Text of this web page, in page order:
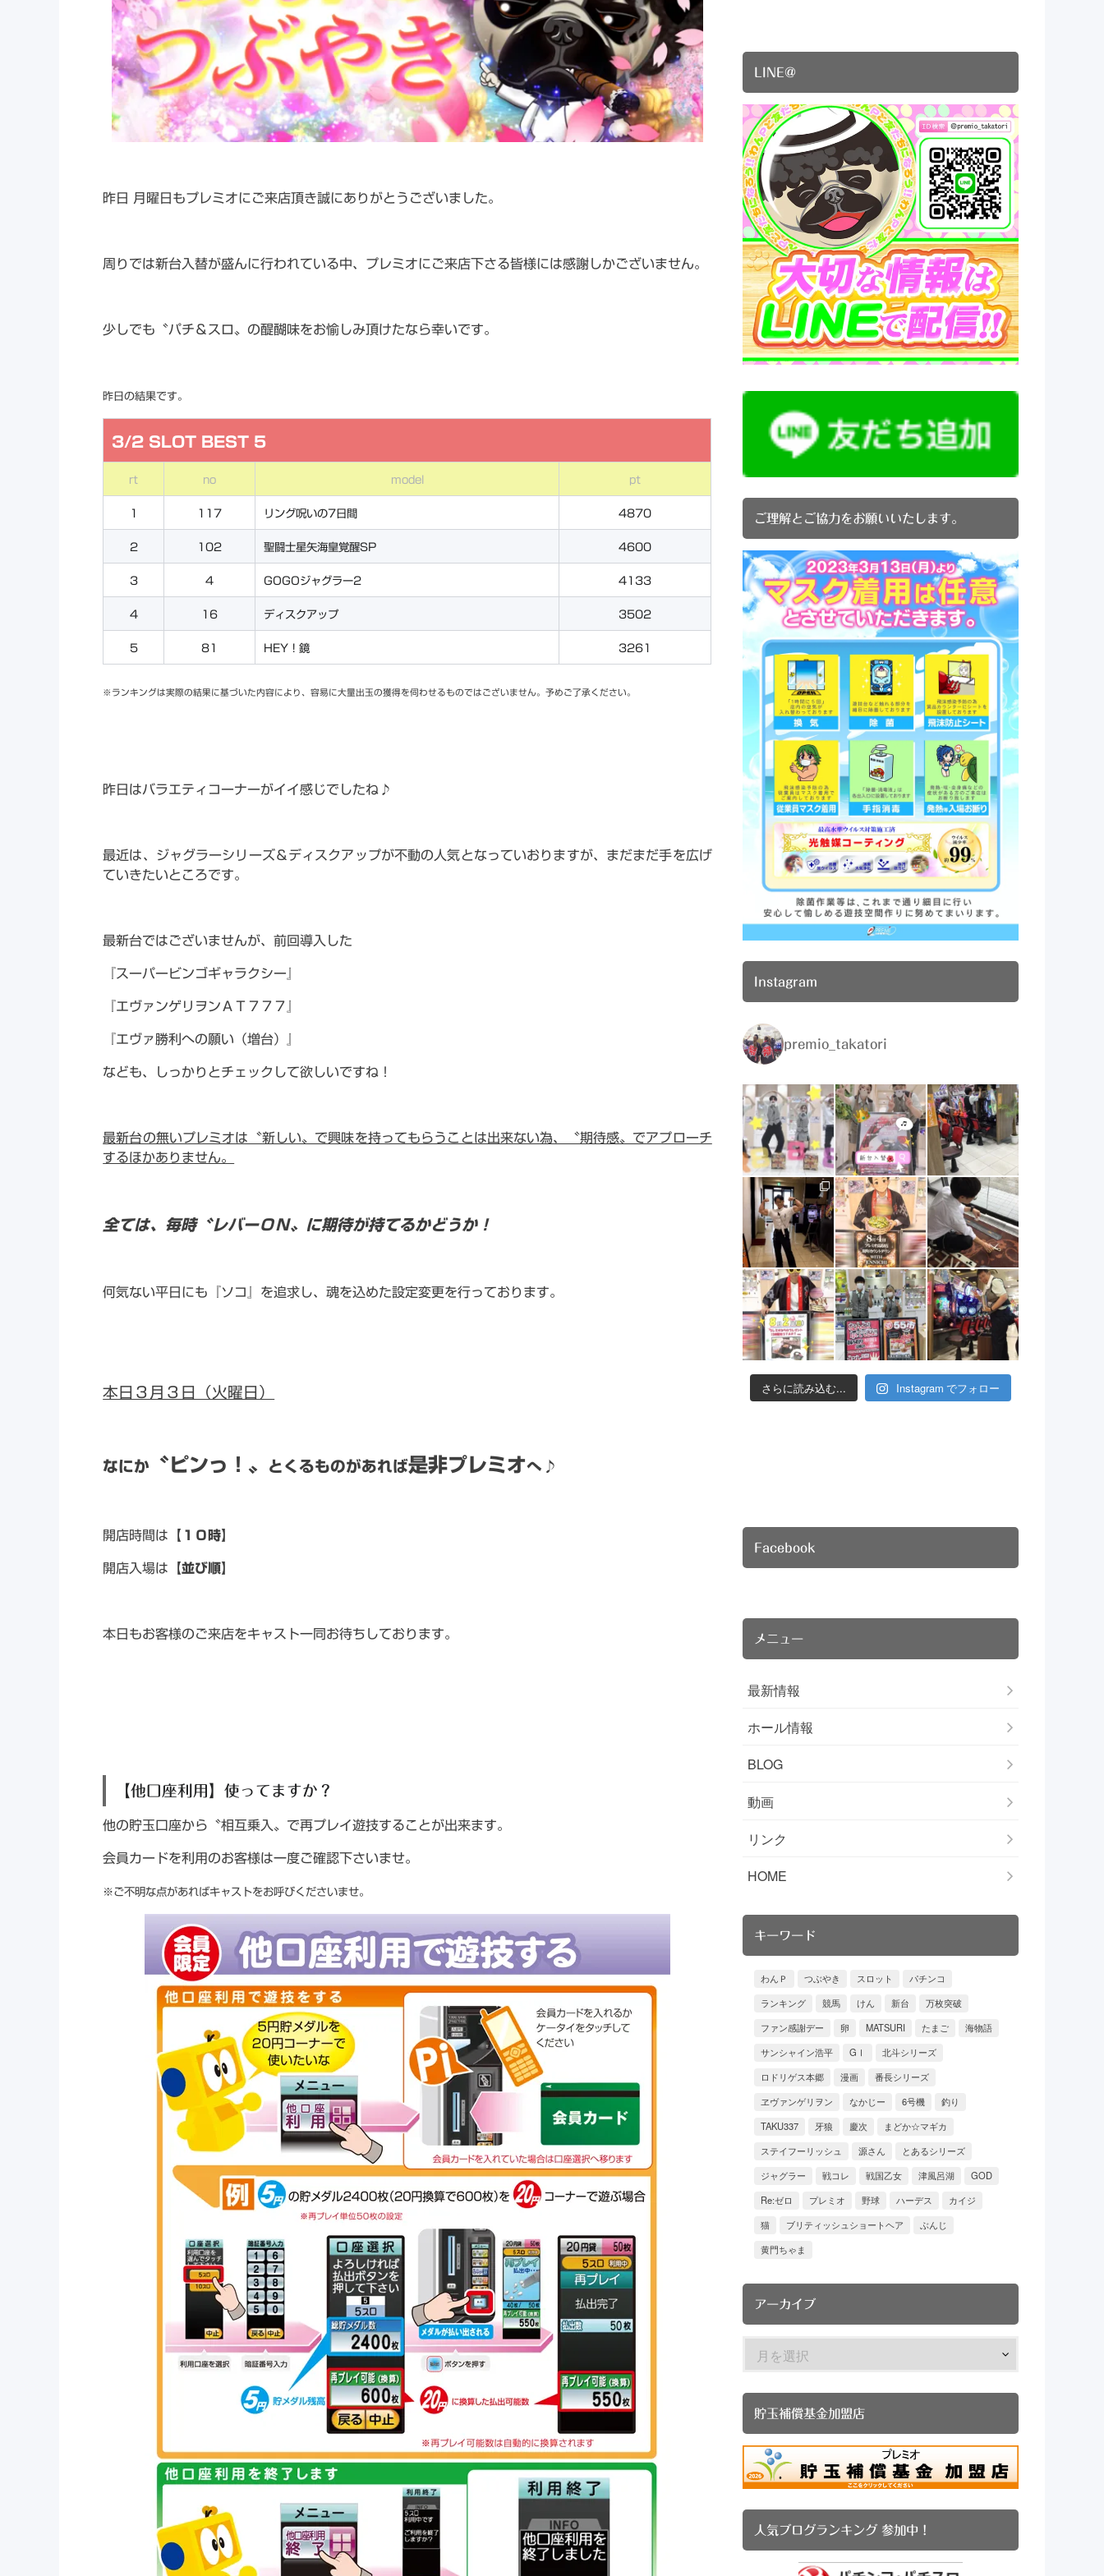
昨日 月曜日もプレミオにご来店頂き誠にありがとうございました。
周りでは新台入替が盛んに行われている中、プレミオにご来店下さる皆様には感謝しかございません。
少しでも〝パチ＆スロ〟の醍醐味をお愉しみ頂けたなら幸いです。
昨日の結果です。
3/2 SLOT BEST 5
rt no model pt
1 117 リング呪いの7日間 4870
2 102 聖闘士星矢海皇覚醒SP 4600
3 4 GOGOジャグラー2 4133
4 16 ディスクアップ 3502
5 81 HEY！鏡 3261
※ランキングは実際の結果に基づいた内容により、容易に大量出玉の獲得を伺わせるものではございません。予めご了承ください。
昨日はバラエティコーナーがイイ感じでしたね♪
最近は、ジャグラーシリーズ＆ディスクアップが不動の人気となっていおりますが、まだまだ手を広げ
ていきたいところです。
最新台ではございませんが、前回導入した
『スーパービンゴギャラクシー』
『エヴァンゲリヲンＡＴ７７７』
『エヴァ勝利への願い（増台）』
なども、しっかりとチェックして欲しいですね！
最新台の無いプレミオは〝新しい〟で興味を持ってもらうことは出来ない為、〝期待感〟でアプローチ
するほかありません。
全ては、毎時〝レバーＯＮ〟に期待が持てるかどうか！
何気ない平日にも『ソコ』を追求し、魂を込めた設定変更を行っております。
本日３月３日（火曜日）
なにか 〝ピンっ！〟 とくるものがあれば是非プレミオへ♪
開店時間は 【１０時】
開店入場は 【並び順】
本日もお客様のご来店をキャスト一同お待ちしております。
【他口座利用】使ってますか？
他の貯玉口座から〝相互乗入〟で再プレイ遊技することが出来ます。
会員カードを利用のお客様は一度ご確認下さいませ。
※ご不明な点があればキャストをお呼びくださいませ。
LINE@
ご理解とご協力をお願いいたします。
Instagram
premio_takatori
さらに読み込む... Instagram でフォロー
Facebook
メニュー
最新情報
ホール情報
BLOG
動画
リンク
HOME
キーワード
わんＰ つぶやき スロット
パチンコ
ランキング
競馬 けん 新台
万枚突破
ファン感謝デー
卵 MATSURI たまご
海物語
サンシャイン浩平
GⅠ
北斗シリーズ
ロドリゲス本郷
漫画
番長シリーズ
ヱヴァンゲリヲン
なかじー 6号機
釣り
TAKU337
牙狼 慶次
まどか☆マギカ
ステイフーリッシュ
源さん
とあるシリーズ
ジャグラー
戦コレ 戦国乙女 津風呂湖
GOD
Re:ゼロ
プレミオ 野球 ハーデス
カイジ
猫
ブリティッシュショートヘア
ぶんじ
黄門ちゃま
アーカイブ
貯玉補償基金加盟店
人気ブログランキング 参加中！